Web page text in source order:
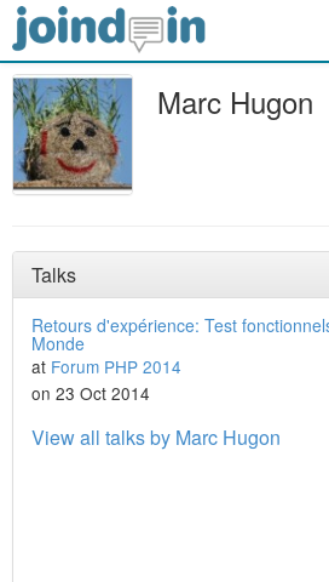
Marc Hugon
Talks
Retours d'expérience: Test
Monde
at Forum PHP 2014
on 23 Oct 2014
View all talks by Marc Hugon